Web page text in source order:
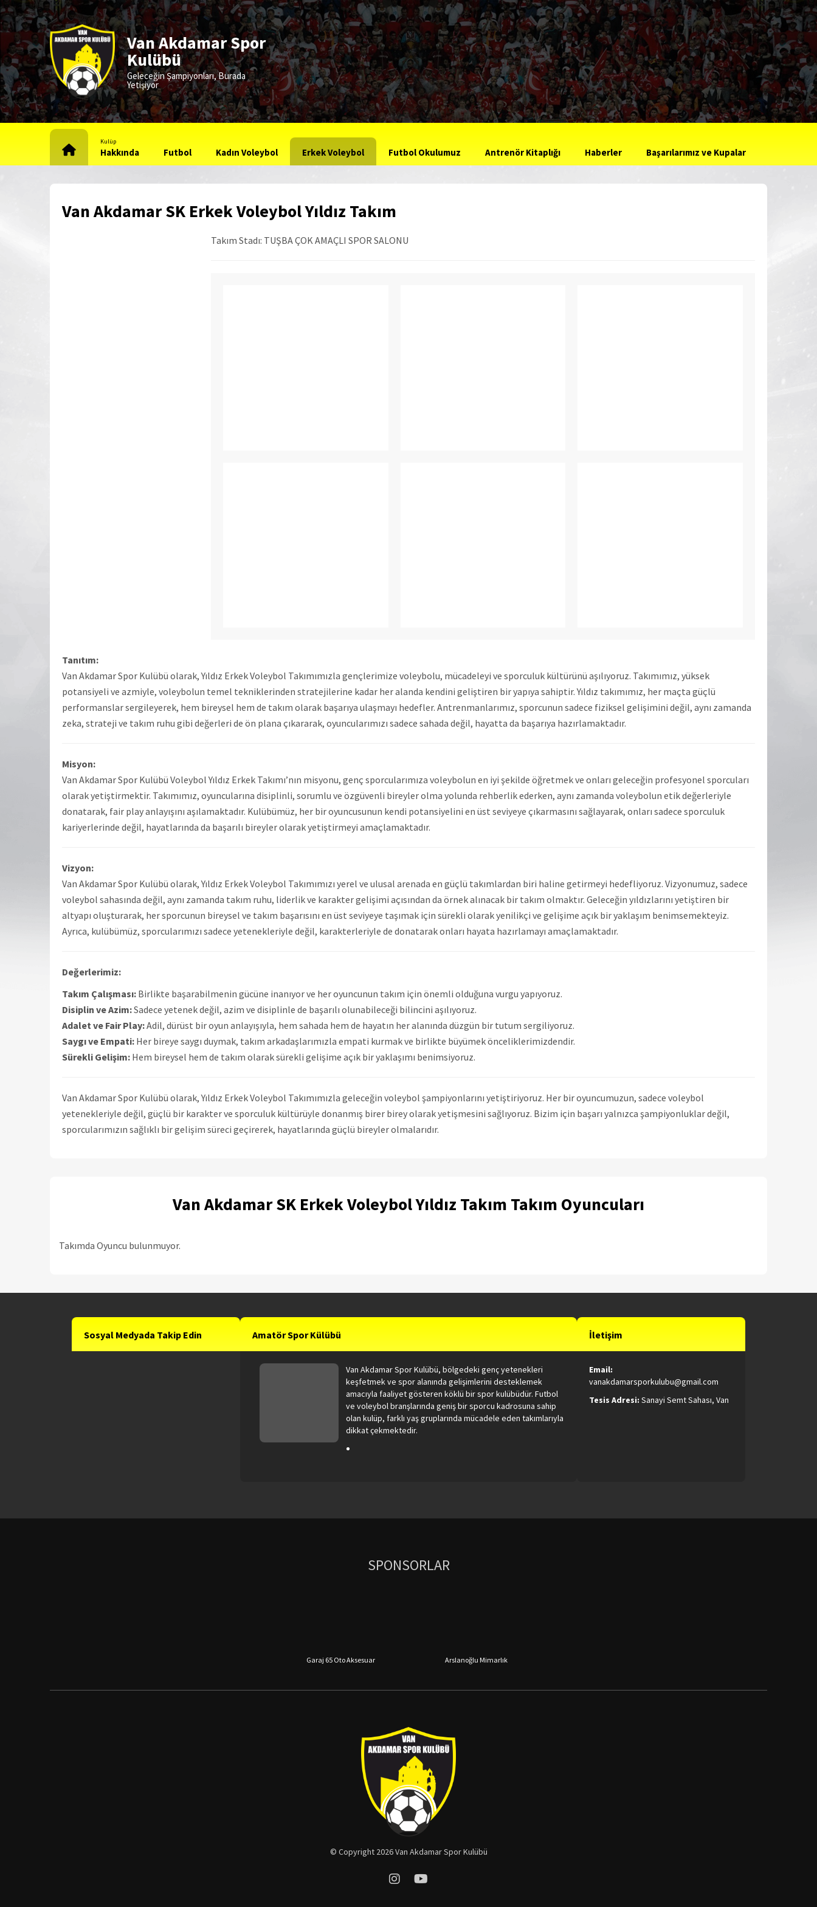
Van Akdamar Spor
Kulübü
Geleceğin Şampiyonları, Burada
Yetişiyor
Kulüp
Hakkında Futbol Kadın Voleybol Erkek Voleybol Futbol Okulumuz Antrenör Kitaplığı Haberler Başarılarımız ve Kupalar
Van Akdamar SK Erkek Voleybol Yıldız Takım
Takım Stadı: TUŞBA ÇOK AMAÇLI SPOR SALONU
Tanıtım:
Van Akdamar Spor Kulübü olarak, Yıldız Erkek Voleybol Takımımızla gençlerimize voleybolu, mücadeleyi ve sporculuk kültürünü aşılıyoruz. Takımımız, yüksek
potansiyeli ve azmiyle, voleybolun temel tekniklerinden stratejilerine kadar her alanda kendini geliştiren bir yapıya sahiptir. Yıldız takımımız, her maçta güçlü
performanslar sergileyerek, hem bireysel hem de takım olarak başarıya ulaşmayı hedefler. Antrenmanlarımız, sporcunun sadece fiziksel gelişimini değil, aynı zamanda
zeka, strateji ve takım ruhu gibi değerleri de ön plana çıkararak, oyuncularımızı sadece sahada değil, hayatta da başarıya hazırlamaktadır.
Misyon:
Van Akdamar Spor Kulübü Voleybol Yıldız Erkek Takımı’nın misyonu, genç sporcularımıza voleybolun en iyi şekilde öğretmek ve onları geleceğin profesyonel sporcuları
olarak yetiştirmektir. Takımımız, oyuncularına disiplinli, sorumlu ve özgüvenli bireyler olma yolunda rehberlik ederken, aynı zamanda voleybolun etik değerleriyle
donatarak, fair play anlayışını aşılamaktadır. Kulübümüz, her bir oyuncusunun kendi potansiyelini en üst seviyeye çıkarmasını sağlayarak, onları sadece sporculuk
kariyerlerinde değil, hayatlarında da başarılı bireyler olarak yetiştirmeyi amaçlamaktadır.
Vizyon:
Van Akdamar Spor Kulübü olarak, Yıldız Erkek Voleybol Takımımızı yerel ve ulusal arenada en güçlü takımlardan biri haline getirmeyi hedefliyoruz. Vizyonumuz, sadece
voleybol sahasında değil, aynı zamanda takım ruhu, liderlik ve karakter gelişimi açısından da örnek alınacak bir takım olmaktır. Geleceğin yıldızlarını yetiştiren bir
altyapı oluşturarak, her sporcunun bireysel ve takım başarısını en üst seviyeye taşımak için sürekli olarak yenilikçi ve gelişime açık bir yaklaşım benimsemekteyiz.
Ayrıca, kulübümüz, sporcularımızı sadece yetenekleriyle değil, karakterleriyle de donatarak onları hayata hazırlamayı amaçlamaktadır.
Değerlerimiz:
Takım Çalışması: Birlikte başarabilmenin gücüne inanıyor ve her oyuncunun takım için önemli olduğuna vurgu yapıyoruz.
Disiplin ve Azim:Sadece yetenek değil, azim ve disiplinle de başarılı olunabileceği bilincini aşılıyoruz.
Adalet ve Fair Play:Adil, dürüst bir oyun anlayışıyla, hem sahada hem de hayatın her alanında düzgün bir tutum sergiliyoruz.
Saygı ve Empati: Her bireye saygı duymak, takım arkadaşlarımızla empati kurmak ve birlikte büyümek önceliklerimizdendir.
Sürekli Gelişim: Hem bireysel hem de takım olarak sürekli gelişime açık bir yaklaşımı benimsiyoruz.
Van Akdamar Spor Kulübü olarak, Yıldız Erkek Voleybol Takımımızla geleceğin voleybol şampiyonlarını yetiştiriyoruz. Her bir oyuncumuzun, sadece voleybol
yetenekleriyle değil, güçlü bir karakter ve sporculuk kültürüyle donanmış birer birey olarak yetişmesini sağlıyoruz. Bizim için başarı yalnızca şampiyonluklar değil,
sporcularımızın sağlıklı bir gelişim süreci geçirerek, hayatlarında güçlü bireyler olmalarıdır.
Van Akdamar SK Erkek Voleybol Yıldız Takım Takım Oyuncuları
Takımda Oyuncu bulunmuyor.
Sosyal Medyada Takip Edin Amatör Spor Külübü
Van Akdamar Spor Kulübü, bölgedeki genç yetenekleri
keşfetmek ve spor alanında gelişimlerini desteklemek
amacıyla faaliyet gösteren köklü bir spor kulübüdür. Futbol
ve voleybol branşlarında geniş bir sporcu kadrosuna sahip
olan kulüp, farklı yaş gruplarında mücadele eden takımlarıyla
dikkat çekmektedir.
İletişim
Email:
vanakdamarsporkulubu@gmail.com
Tesis Adresi: Sanayi Semt Sahası, Van
SPONSORLAR
Garaj 65 Oto Aksesuar Arslanoğlu Mimarlık
© Copyright 2026 Van Akdamar Spor Kulübü